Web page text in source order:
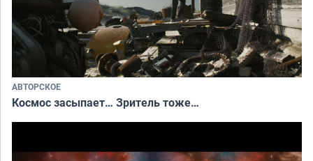
АВТОРСКОЕ
Космос засыпает… Зритель тоже…